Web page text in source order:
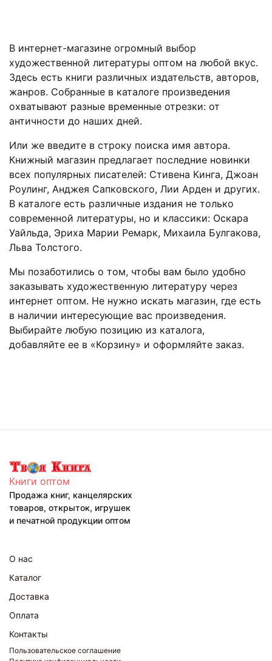
В интернет-магазине огромный выбор
художественной литературы оптом на любой вкус.
Здесь есть книги различных издательств, авторов,
жанров. Собранные в каталоге произведения
охватывают разные временные отрезки: от
античности до наших дней.
Или же введите в строку поиска имя автора.
Книжный магазин предлагает последние новинки
всех популярных писателей: Стивена Кинга, Джоан
Роулинг, Анджея Сапковского, Лии Арден и других.
В каталоге есть различные издания не только
современной литературы, но и классики: Оскара
Уайльда, Эриха Марии Ремарк, Михаила Булгакова,
Льва Толстого.
Мы позаботились о том, чтобы вам было удобно
заказывать художественную литературу через
интернет оптом. Не нужно искать магазин, где есть
в наличии интересующие вас произведения.
Выбирайте любую позицию из каталога,
добавляйте ее в «Корзину» и оформляйте заказ.
Книги оптом
Продажа книг, канцелярских
товаров, открыток, игрушек
и печатной продукции оптом
О нас
Каталог
Доставка
Оплата
Контакты
Пользовательское соглашение